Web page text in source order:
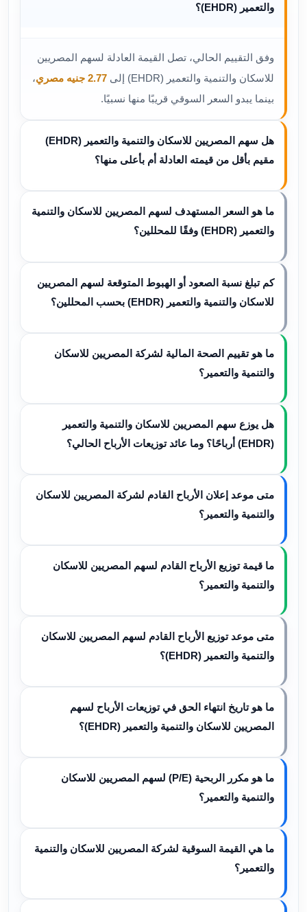
والتعمير (EHDR)؟
وفق التقييم الحالي، تصل القيمة العادلة لسهم المصريين
للاسكان والتنمية والتعمير (EHDR) إلى
2.77 جنيه مصري
،
بينما يبدو السعر السوقي قريبًا منها نسبيًا.
هل سهم المصريين للاسكان والتنمية والتعمير (EHDR)
مقيم بأقل من قيمته العادلة أم بأعلى منها؟
ما هو السعر المستهدف لسهم المصريين للاسكان والتنمية
والتعمير (EHDR) وفقًا للمحللين؟
كم تبلغ نسبة الصعود أو الهبوط المتوقعة لسهم المصريين
للاسكان والتنمية والتعمير (EHDR) بحسب المحللين؟
ما هو تقييم الصحة المالية لشركة المصريين للاسكان
والتنمية والتعمير؟
هل يوزع سهم المصريين للاسكان والتنمية والتعمير
(EHDR) أرباحًا؟ وما عائد توزيعات الأرباح الحالي؟
متى موعد إعلان الأرباح القادم لشركة المصريين للاسكان
والتنمية والتعمير؟
ما قيمة توزيع الأرباح القادم لسهم المصريين للاسكان
والتنمية والتعمير؟
متى موعد توزيع الأرباح القادم لسهم المصريين للاسكان
والتنمية والتعمير (EHDR)؟
ما هو تاريخ انتهاء الحق في توزيعات الأرباح لسهم
المصريين للاسكان والتنمية والتعمير (EHDR)؟
ما هو مكرر الربحية (P/E) لسهم المصريين للاسكان
والتنمية والتعمير؟
ما هي القيمة السوقية لشركة المصريين للاسكان والتنمية
والتعمير؟